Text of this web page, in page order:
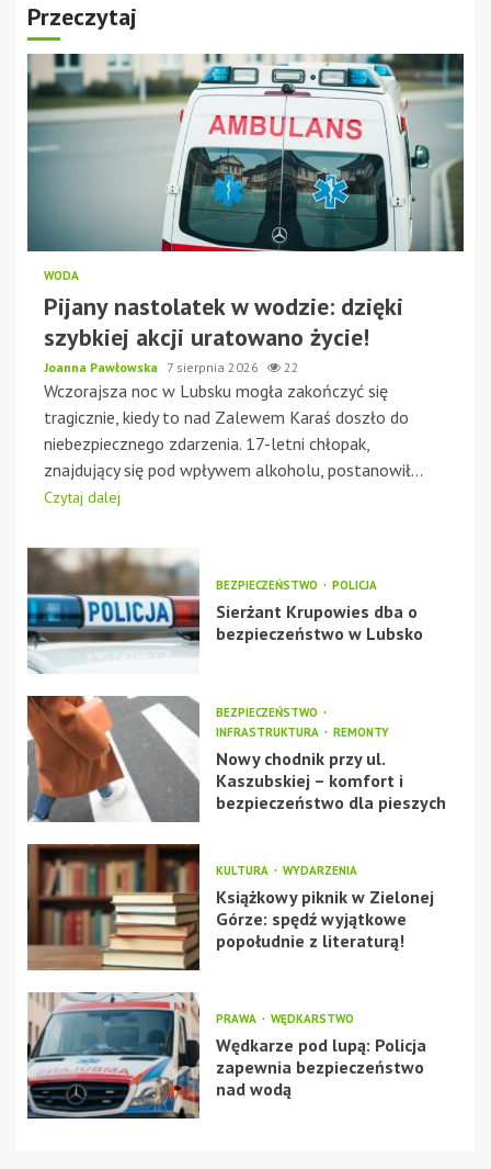
Przeczytaj
WODA
Pijany nastolatek w wodzie: dzięki
szybkiej akcji uratowano życie!
Joanna Pawłowska 7 sierpnia 2026 22
Wczorajsza noc w Lubsku mogła zakończyć się
tragicznie, kiedy to nad Zalewem Karaś doszło do
niebezpiecznego zdarzenia. 17-letni chłopak,
znajdujący się pod wpływem alkoholu, postanowił...
Czytaj dalej
BEZPIECZEŃSTWO POLICJA
Sierżant Krupowies dba o
bezpieczeństwo w Lubsko
BEZPIECZEŃSTWO
INFRASTRUKTURA
REMONTY
Nowy chodnik przy ul.
Kaszubskiej – komfort i
bezpieczeństwo dla pieszych
KULTURA WYDARZENIA
Książkowy piknik w Zielonej
Górze: spędź wyjątkowe
popołudnie z literaturą!
PRAWA WĘDKARSTWO
Wędkarze pod lupą: Policja
zapewnia bezpieczeństwo
nad wodą